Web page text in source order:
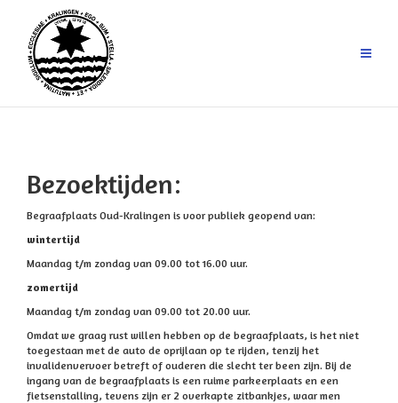
naar
inhoud
Bezoektijden:
Begraafplaats Oud-Kralingen is voor publiek geopend van:
wintertijd
Maandag t/m zondag van 09.00 tot 16.00 uur.
zomertijd
Maandag t/m zondag van 09.00 tot 20.00 uur.
Omdat we graag rust willen hebben op de begraafplaats, is het niet
toegestaan met de auto de oprijlaan op te rijden, tenzij het
invalidenvervoer betreft of ouderen die slecht ter been zijn. Bij de
ingang van de begraafplaats is een ruime parkeerplaats en een
fietsenstalling, tevens zijn er 2 overkapte zitbankjes, waar men